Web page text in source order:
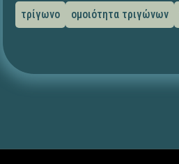
τρίγωνο
ομοιότητα τριγώνων